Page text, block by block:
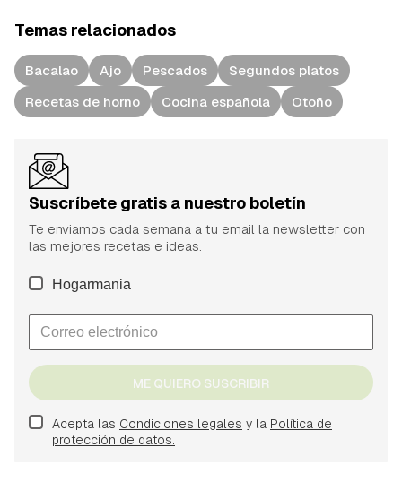
Temas relacionados
Bacalao Ajo Pescados
Segundos platos
Recetas de horno
Cocina española Otoño
Suscríbete gratis a nuestro boletín
Te enviamos cada semana a tu email la newsletter con
las mejores recetas e ideas.
Hogarmania
ME QUIERO SUSCRIBIR
Acepta las Condiciones legales y la Política de
protección de datos.